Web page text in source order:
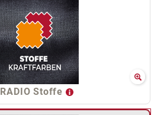
RADIO Stoffe